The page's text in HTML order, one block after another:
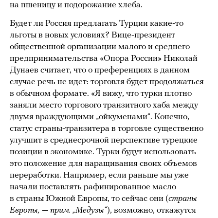
на пшеницу и подорожание хлеба.
Будет ли Россия предлагать Турции какие-то
льготы в новых условиях? Вице-президент
общественной организации малого и среднего
предпринимательства «Опора России» Николай
Дунаев считает, что о преференциях в данном
случае речь не идет: торговля будет продолжаться
в обычном формате. «Я вижу, что турки плотно
заняли место торгового транзитного хаба между
двумя враждующими „ойкуменами“. Конечно,
статус страны-транзитера в торговле существенно
улучшит в среднесрочной перспективе турецкие
позиции в экономике. Турки будут использовать
это положение для наращивания своих объемов
переработки. Например, если раньше мы уже
начали поставлять рафинированное масло
в страны Южной Европы, то сейчас они (страны
Европы, — прим. „Медузы“), возможно, откажутся